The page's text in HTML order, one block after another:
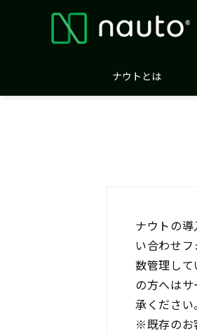
ナウトとは
ナウトの
い合わせ
数管理し
の方へは
承ください。
※既存の